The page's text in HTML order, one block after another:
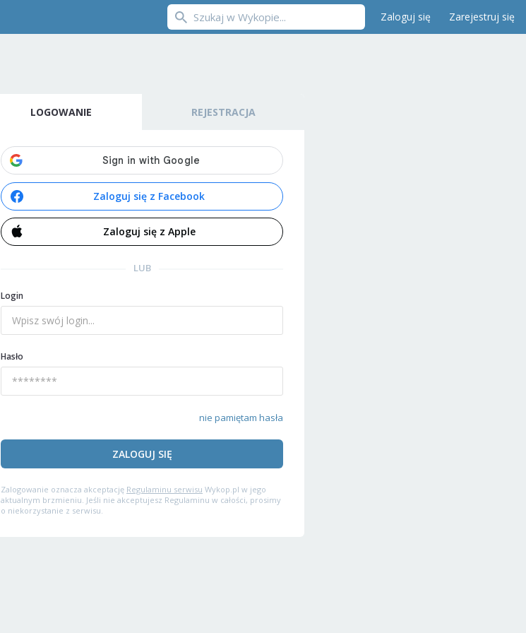
Zaloguj się Zarejestruj się
LOGOWANIE REJESTRACJA
Zaloguj się z Facebook
Zaloguj się z Apple
LUB
Login
Hasło
nie pamiętam hasła
ZALOGUJ SIĘ
Zalogowanie oznacza akceptację Regulaminu serwisu Wykop.pl w jego
aktualnym brzmieniu. Jeśli nie akceptujesz Regulaminu w całości, prosimy
o niekorzystanie z serwisu.